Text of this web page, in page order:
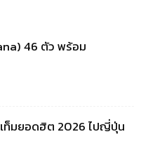
46 ตัว พร้อม
ท็มยอดฮิต 2026 ไปญี่ปุ่น